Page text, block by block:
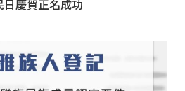
慶賀正名成功